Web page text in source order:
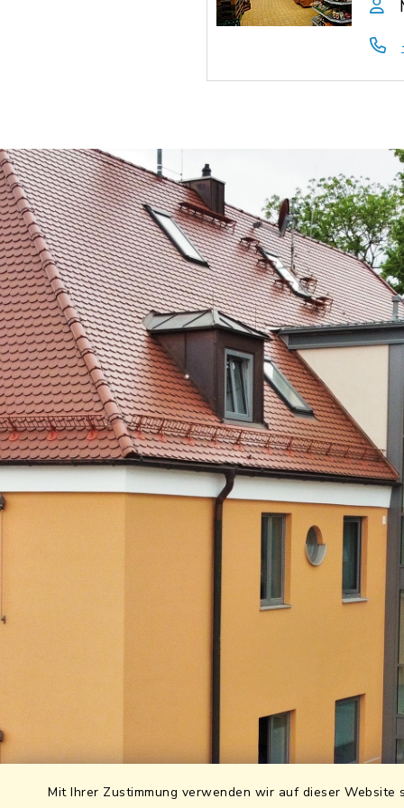
Mit Ihrer Zustimmung verwenden wir auf dieser